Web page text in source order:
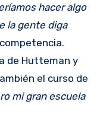
hacer algo
la gente diga
de Hutteman y
el curso de
mi gran escuela